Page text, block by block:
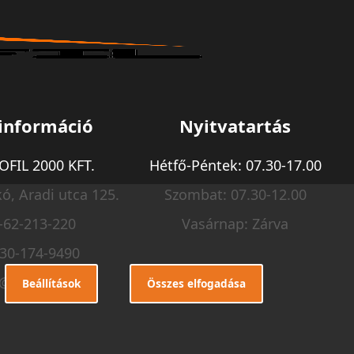
2000 KFT.
Aradi utca 125.
62-213-220
174-9490
profil.hu
Nyitvatartás
Hétfő-Péntek: 07.30-17.00
Szombat: 07.30-12.00
Vasárnap: Zárva
Beállítások Összes elfogadása